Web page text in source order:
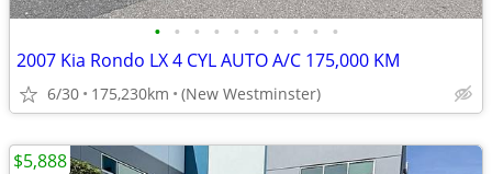
• • • • • • • • • •
2007 Kia Rondo LX 4 CYL AUTO A/C 175,000 KM
6/30 175,230km (New Westminster)
$5,888